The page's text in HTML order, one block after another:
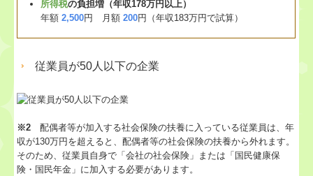
所得税の負担増（年収178万円以上）
年額2,500円 月額200円（年収183万円で試算）
従業員が50人以下の企業
※2 配偶者等が加入する社会保険の扶養に入っている従業員は、年
収が130万円を超えると、配偶者等の社会保険の扶養から外れます。
そのため、従業員自身で「会社の社会保険」または「国民健康保
険・国民年金」に加入する必要があります。